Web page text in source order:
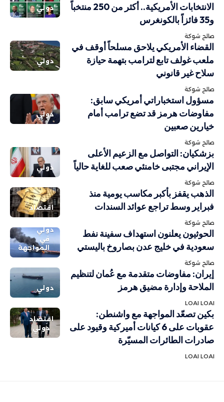
دولي
الانتخابات الأمريكية.. أكثر من 250 منتخباً
و35 فائزاً بالكونغرس
صالح شوكة
دولي
القضاء الأمريكي يلاحق مسلحاً أوقف في
ملعب غولف تابع لترامب بتهمة حيازة
سلاح غير قانوني
صالح شوكة
دولي
مسؤول استخباراتي أمريكي سابق:
مفاوضات هرمز قد تضع ترامب أمام
خيارين صعبين
صالح شوكة
دولي
بزشكيان: التواصل مع الزعيم الأعلى
الإيراني مجتبى خامنئي صعب للغاية حالياً
صالح شوكة
اقتصاد
الذهب يقفز بأكبر مكاسب يومية منذ
فبراير وسط تراجع عوائد السندات
صالح شوكة
دولي
في
المواجهة
الحوثيون يعلنون استهداف سفينة نفط
سعودية في خليج عدن بصاروخ باليستي
صالح شوكة
دولي
إيران: مفاوضات متقدمة مع عُمان لتنظيم
الملاحة وإدارة مضيق هرمز
LOAI LOAI
اقتصاد
دولي
بكين تصعّد المواجهة مع واشنطن:
عقوبات على 6 كيانات أميركية وقيود على
صادرات الطائرات المسيّرة
LOAI LOAI